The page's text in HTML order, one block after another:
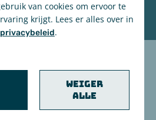
door de maanstekerij
van cookies om ervoor te
krijgt. Lees er alles over in
privacybeleid.
Weiger
alle